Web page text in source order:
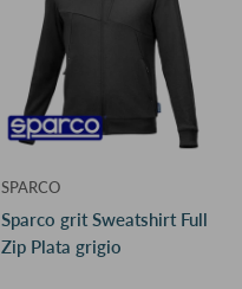
SPARCO
Sparco grit Sweatshirt Full
Zip Plata grigio